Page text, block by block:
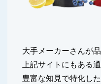
大手メーカーさんが
上記サイトにもある
豊富な知見で特化し